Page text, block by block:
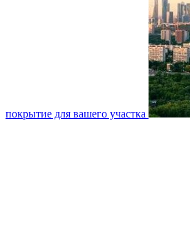
покрытие для вашего участка